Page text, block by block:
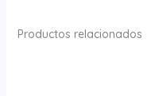
Productos relacionados